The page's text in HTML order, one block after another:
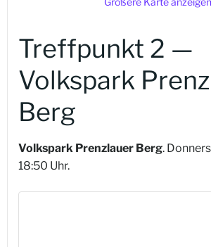
Treffpunkt 2 —
Volkspark
Berg
Volkspark Prenzlauer Berg.
18:50 Uhr.